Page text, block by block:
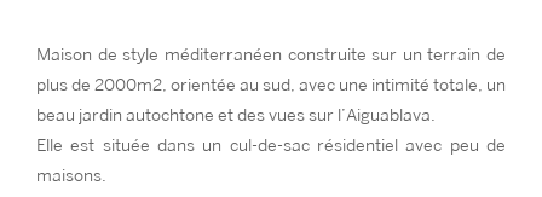
Maison de style méditerranéen construite sur un terrain de
plus de 2000m2, orientée au sud, avec une intimité totale, un
beau jardin autochtone et des vues sur l’Aiguablava.
Elle est située dans un cul-de-sac résidentiel avec peu de
maisons.